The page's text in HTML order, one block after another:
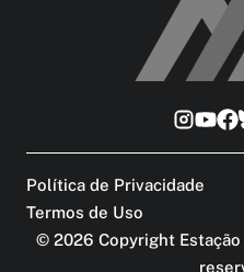
© 2026 Copyright
Política de Privacidade
Termos de Uso